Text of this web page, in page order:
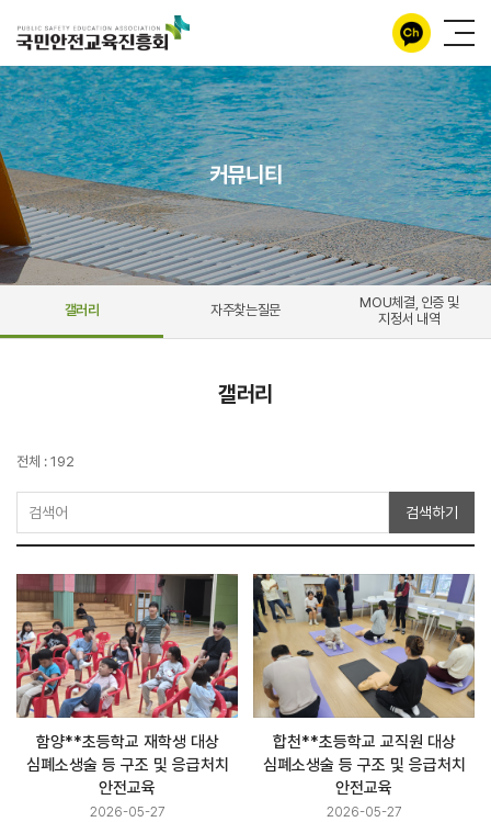
커뮤니티
갤러리 자주찾는질문
MOU체결, 인증 및
지정서 내역
갤러리
전체 : 192
검색하기
함양**초등학교 재학생 대상
심폐소생술 등 구조 및 응급처치
안전교육
2026-05-27
합천**초등학교 교직원 대상
심폐소생술 등 구조 및 응급처치
안전교육
2026-05-27